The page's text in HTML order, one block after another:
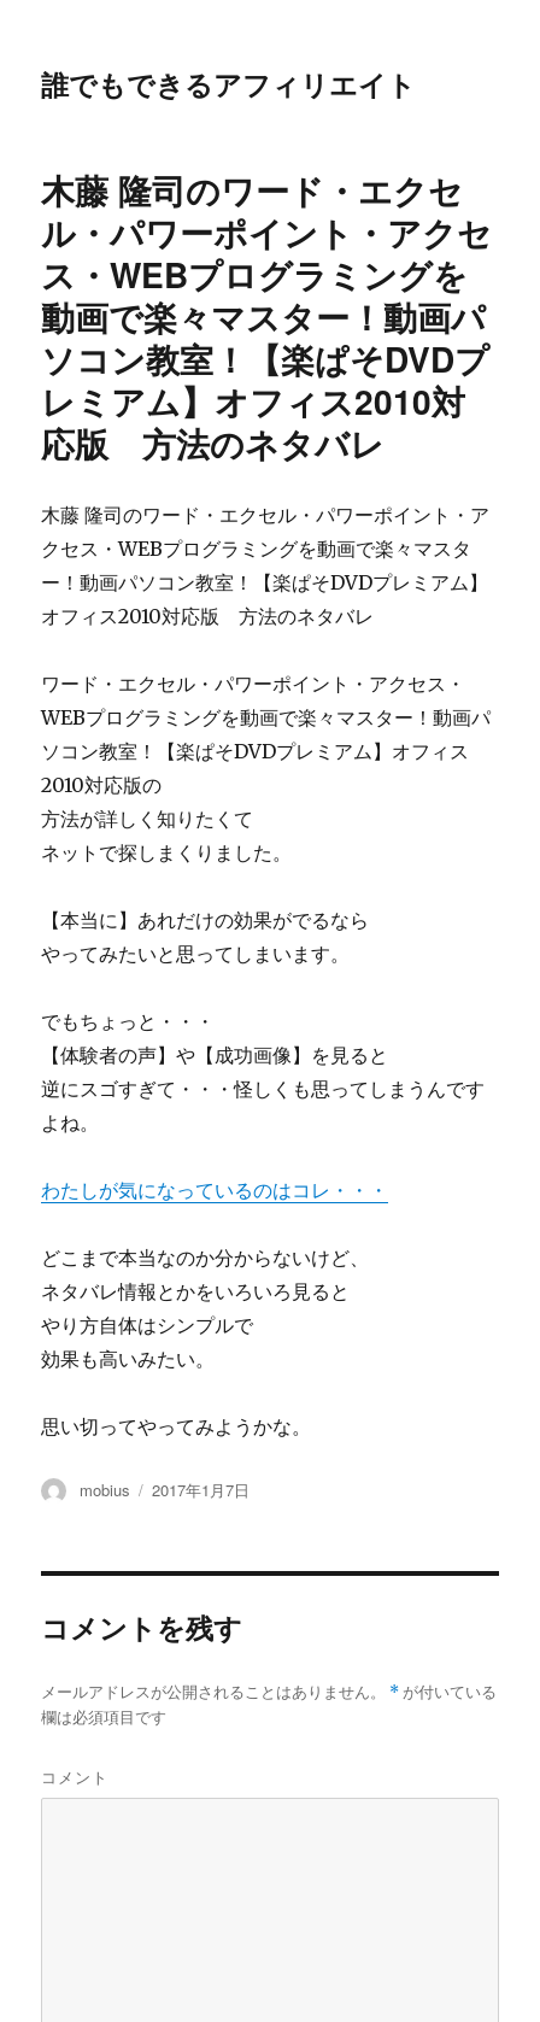
誰でもできるアフィリエイト
木藤 隆司のワード・エクセ
ル・パワーポイント・アクセ
ス・WEBプログラミングを
動画で楽々マスター！動画パ
ソコン教室！【楽ぱそDVDプ
レミアム】オフィス2010対
応版 方法のネタバレ
木藤 隆司のワード・エクセル・パワーポイント・ア
クセス・WEBプログラミングを動画で楽々マスタ
ー！動画パソコン教室！【楽ぱそDVDプレミアム】
オフィス2010対応版 方法のネタバレ
ワード・エクセル・パワーポイント・アクセス・
WEBプログラミングを動画で楽々マスター！動画パ
ソコン教室！【楽ぱそDVDプレミアム】オフィス
2010対応版の
方法が詳しく知りたくて
ネットで探しまくりました。
【本当に】あれだけの効果がでるなら
やってみたいと思ってしまいます。
でもちょっと・・・
【体験者の声】や【成功画像】を見ると
逆にスゴすぎて・・・怪しくも思ってしまうんです
よね。
わたしが気になっているのはコレ・・・
どこまで本当なのか分からないけど、
ネタバレ情報とかをいろいろ見ると
やり方自体はシンプルで
効果も高いみたい。
思い切ってやってみようかな。
投
mobius
投
2017年1月7日
コメントを残す
メールアドレスが公開されることはありません。 * が付いている
欄は必須項目です
コメント